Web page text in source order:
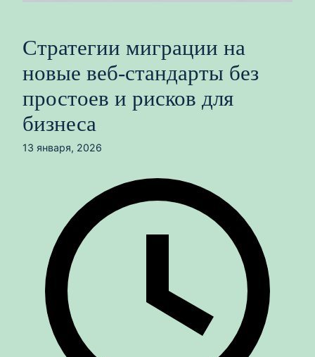
Стратегии миграции на
новые веб-стандарты без
простоев и рисков для
бизнеса
13 января, 2026